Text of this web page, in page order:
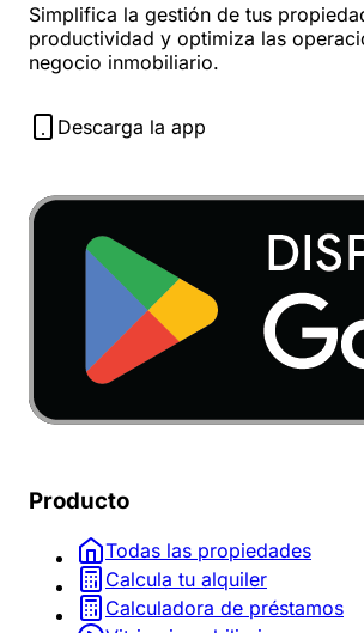
Simplifica la gestión de tus
productividad y optimiza las
negocio inmobiliario.
Descarga la app
Producto
Todas las propiedades
Calcula tu alquiler
Calculadora de préstamos